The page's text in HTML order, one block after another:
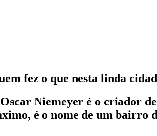
fez o que nesta linda
Niemeyer é o criador
é o nome de um bairro